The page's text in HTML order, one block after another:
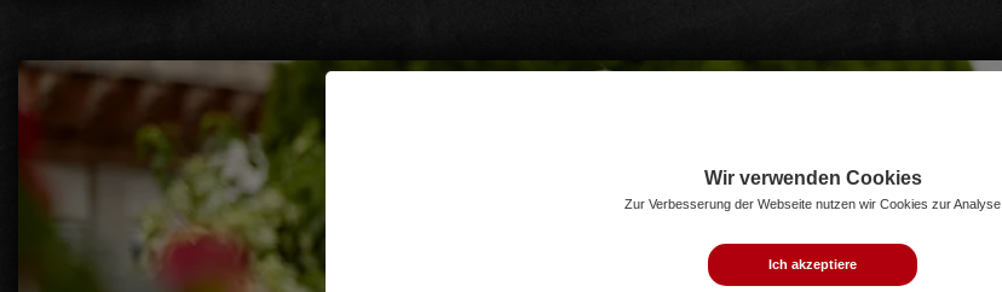
Wir verwenden Cookies
Zur Verbesserung der Webseite nutzen wir Cookies zur Analyse
Ich akzeptiere